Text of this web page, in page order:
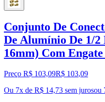
Conjunto De
De Alumínio De 1/2
16mm) Com
Preço R$ 103,09R$ 103,09
Ou 7x de R$ 14,73 sem jurosou